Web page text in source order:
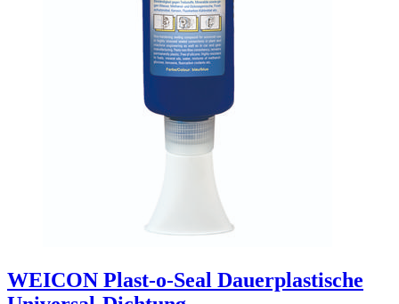
WEICON Plast-o-Seal Dauerplastische